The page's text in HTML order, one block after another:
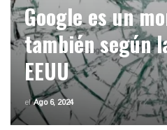
Google es un
también según
EEUU
elAgo 6, 2024